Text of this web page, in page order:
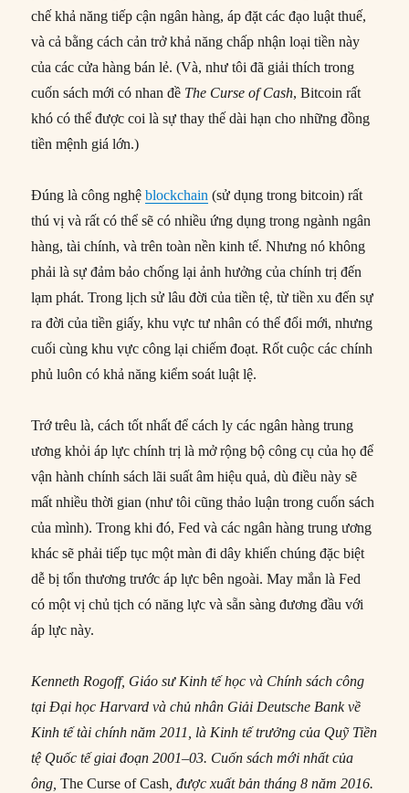
chế khả năng tiếp cận ngân hàng, áp đặt các đạo luật thuế,
và cả bằng cách cản trở khả năng chấp nhận loại tiền này
của các cửa hàng bán lẻ. (Và, như tôi đã giải thích trong
cuốn sách mới có nhan đề The Curse of Cash, Bitcoin rất
khó có thể được coi là sự thay thế dài hạn cho những đồng
tiền mệnh giá lớn.)
Đúng là công nghệblockchain (sử dụng trong bitcoin) rất
thú vị và rất có thể sẽ có nhiều ứng dụng trong ngành ngân
hàng, tài chính, và trên toàn nền kinh tế. Nhưng nó không
phải là sự đảm bảo chống lại ảnh hưởng của chính trị đến
lạm phát. Trong lịch sử lâu đời của tiền tệ, từ tiền xu đến sự
ra đời của tiền giấy, khu vực tư nhân có thể đổi mới, nhưng
cuối cùng khu vực công lại chiếm đoạt. Rốt cuộc các chính
phủ luôn có khả năng kiểm soát luật lệ.
Trớ trêu là, cách tốt nhất để cách ly các ngân hàng trung
ương khỏi áp lực chính trị là mở rộng bộ công cụ của họ để
vận hành chính sách lãi suất âm hiệu quả, dù điều này sẽ
mất nhiều thời gian (như tôi cũng thảo luận trong cuốn sách
của mình). Trong khi đó, Fed và các ngân hàng trung ương
khác sẽ phải tiếp tục một màn đi dây khiến chúng đặc biệt
dễ bị tổn thương trước áp lực bên ngoài. May mắn là Fed
có một vị chủ tịch có năng lực và sẵn sàng đương đầu với
áp lực này.
Kenneth Rogoff, Giáo sư Kinh tế học và Chính sách công
tại Đại học Harvard và chủ nhân Giải Deutsche Bank về
Kinh tế tài chính năm 2011, là Kinh tế trưởng của Quỹ Tiền
tệ Quốc tế giai đoạn 2001–03. Cuốn sách mới nhất của
ông,The Curse of Cash , được xuất bản tháng 8 năm 2016.